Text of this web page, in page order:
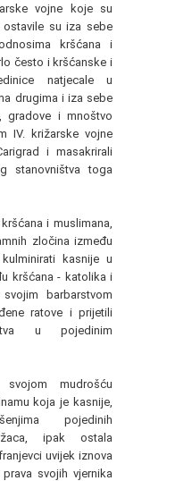
vojne koje su
su iza sebe
kršćana i
često i kršćanske i
natjecale u
drugima i iza sebe
gradove i mnoštvo
IV. križarske vojne
i masakrirali
stanovništva toga
i muslimana,
zločina između
kasnije u
kršćana - katolika i
barbarstvom
ratove i prijetili
u pojedinim
mudrošću
koja je kasnije,
pojedinih
ipak ostala
uvijek iznova
svojih vjernika